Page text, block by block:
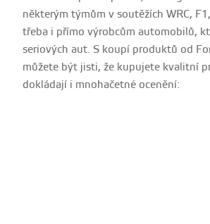
některým týmům v soutěžích WRC,
třeba i přímo výrobcům automobilů,
seriových aut. S koupí produktů od
můžete být jisti, že kupujete kvalitní
dokládají i mnohačetné ocenění: